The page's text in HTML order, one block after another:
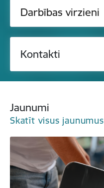
Darbības virzieni
Kontakti
Jaunumi
Skatīt visus jaunumus